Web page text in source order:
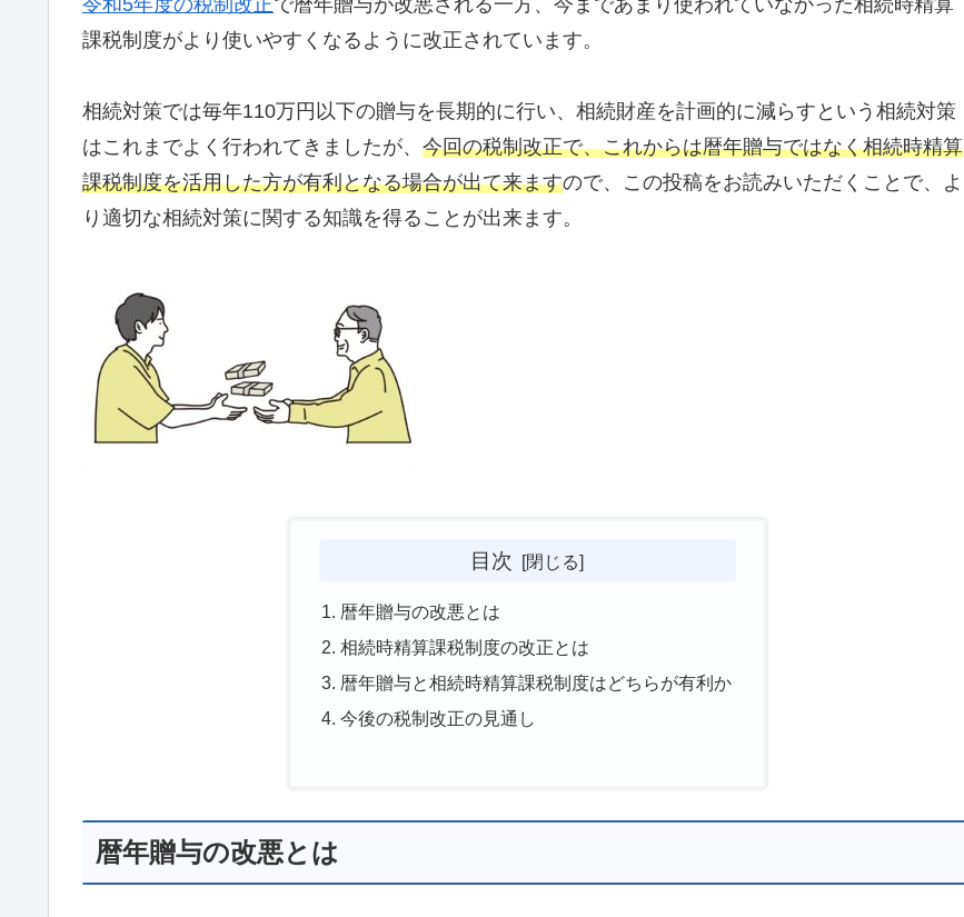
課税制度がより使いやすくなるように改正されています。
相続対策では毎年110万円以下の贈与を長期的に行い、相続財産を計画的に減らすという相続対策
はこれまでよく行われてきましたが、 今回の税制改正で、これからは暦年贈与ではなく相続時精算
課税制度を活用した方が有利となる場合が出て来ますので、この投稿をお読みいただくことで、よ
り適切な相続対策に関する知識を得ることが出来ます。
目次
暦年贈与の改悪とは
相続時精算課税制度の改正とは
暦年贈与と相続時精算課税制度はどちらが有利か
今後の税制改正の見通し
暦年贈与の改悪とは